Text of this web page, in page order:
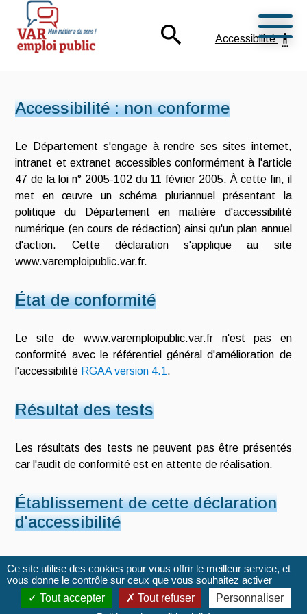
Ouvrir
Mon métier a du sens !
search Accessibilitésettings_accessibility
Accessibilité : non conforme
Le Département s'engage à rendre ses sites internet,
intranet et extranet accessibles conformément à l'article
47 de la loi n° 2005-102 du 11 février 2005. À cette fin, il
met en œuvre un schéma pluriannuel présentant la
politique du Département en matière d'accessibilité
numérique (en cours de rédaction) ainsi qu'un plan annuel
d'action. Cette déclaration s'applique au site
www.varemploipublic.var.fr.
État de conformité
Le site de www.varemploipublic.var.fr n'est pas en
conformité avec le référentiel général d'amélioration de
l'accessibilité RGAA version 4.1.
Résultat des tests
Les résultats des tests ne peuvent pas être présentés
car l'audit de conformité est en attente de réalisation.
Établissement de cette déclaration
d'accessibilité
Mentions Plan du Accessibilité : non
Ce site utilise des cookies pour vous offrir le meilleur service, et
vous donne le contrôle sur ceux que vous souhaitez activer
Tout accepter
Tout refuser
Personnaliser